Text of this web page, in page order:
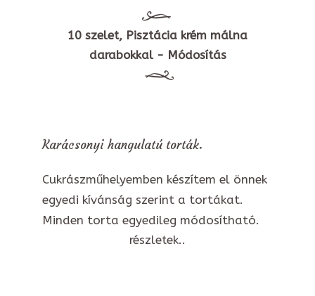
10 szelet, Pisztácia krém málna
darabokkal - Módosítás
Karácsonyi hangulatú torták.
Cukrászműhelyemben készítem el önnek
egyedi kívánság szerint a tortákat.
Minden torta egyedileg módosítható.
részletek..